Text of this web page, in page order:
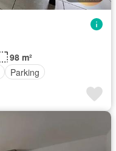
98 m²
Parking